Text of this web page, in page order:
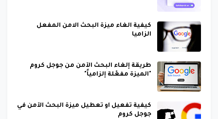
كيفية الغاء ميزة البحث الامن المفعل
الزاميا
طريقة إلغاء البحث الآمن من جوجل كروم
"الميزة مفعّلة إلزامياً"
كيفية تفعيل او تعطيل ميزة البحث الآمن في
جوجل كروم